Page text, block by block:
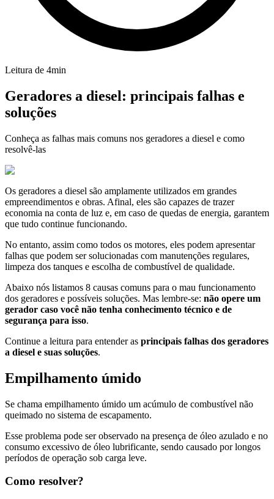
Leitura de 4min
Geradores a diesel: principais falhas e
soluções
Conheça as falhas mais comuns nos geradores a diesel e como
resolvê-las
Os geradores a diesel são amplamente utilizados em grandes
empreendimentos e obras. Afinal, eles são capazes de trazer
economia na conta de luz e, em caso de quedas de energia, garantem
que tudo continue funcionando.
No entanto, assim como todos os motores, eles podem apresentar
falhas que podem ser solucionadas com manutenções regulares,
limpeza dos tanques e escolha de combustível de qualidade.
Abaixo nós listamos 8 causas comuns para o mau funcionamento
dos geradores e possíveis soluções. Mas lembre-se: não opere um
gerador caso você não tenha conhecimento técnico e de
segurança para isso.
Continue a leitura para entender as principais falhas dos geradores
a diesel e suas soluções.
Empilhamento úmido
Se chama empilhamento úmido um acúmulo de combustível não
queimado no sistema de escapamento.
Esse problema pode ser observado na presença de óleo azulado e no
consumo excessivo de óleo lubrificante, sendo causado por longos
períodos de operação sob carga leve.
Como resolver?